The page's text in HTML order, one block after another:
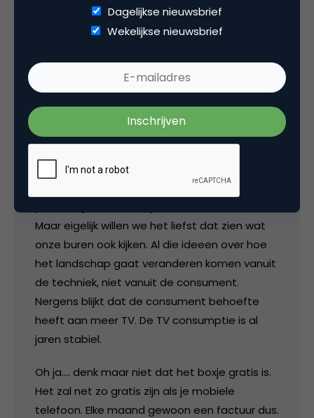
Daarnaast is TV maken duur. Tuurlijk komen er
honderden kanalen, maar de meeste van die
kanalen zullen of low cost (reality TV etc.) of
herhalingen uitzenden. Ook over vijf jaar willen
mensen nog steeds weten wie weet ik veel
welke show dan populair is heeft gewonnen
en zal dus heel Nederland aan de buis
Tuurlijk willen we wel eens iets anders, iets
Maar eigelijk willen we het liefst dat zien wat
onze buren ook kijken. Al die ideeen over hoe
het landschap gaat veranderen komen vanuit
de techniek, niet vanuit de consument.
Nergens blijkt dat de consument behoefte
heeft aan meer TV. De TV consumptie is al
jaren stabiel.
Oh ja…. denk maar niet dat het boxje gratis is.
Het zal net zo gratis zijn als je mobiele
telefoon. Elke maand gewoon een factuur dus.
Dagelijkse nieuwsbrief
Wekelijkse nieuwsbrief